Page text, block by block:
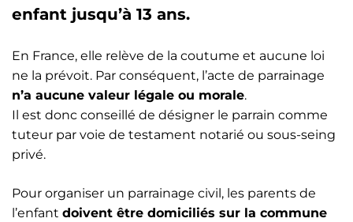
enfant jusqu’à 13 ans.
En France, elle relève de la coutume et aucune loi
ne la prévoit. Par conséquent, l’acte de parrainage
n’a aucune valeur légale ou morale.
Il est donc conseillé de désigner le parrain comme
tuteur par voie de testament notarié ou sous-seing
privé.
Pour organiser un parrainage civil, les parents de
l’enfant doivent être domiciliés sur la commune